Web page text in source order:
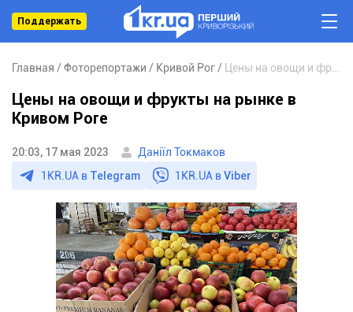
Поддержать
Главная Фоторепортажи Кривой Рог
Цены на овощи и фрукты на рынке в
Кривом Роге
20:03, 17 мая 2023
Даніїл Токмаков
1KR.UA в Telegram 1KR.UA вViber